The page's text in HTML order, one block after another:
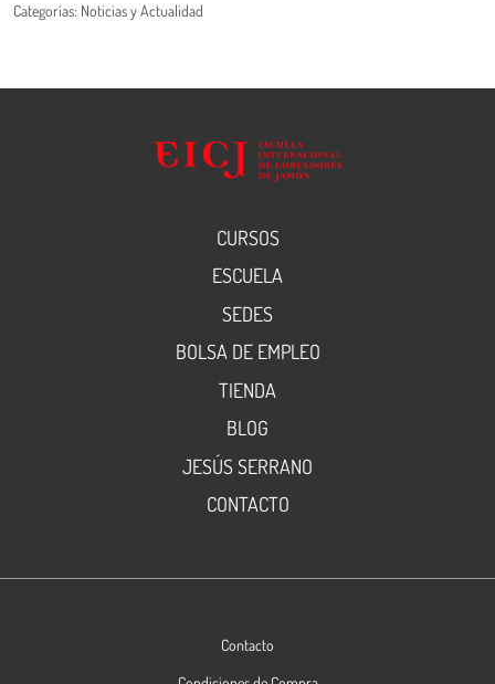
Categorías: Noticias y Actualidad
CURSOS
ESCUELA
SEDES
BOLSA DE EMPLEO
TIENDA
BLOG
JESÚS SERRANO
CONTACTO
Contacto